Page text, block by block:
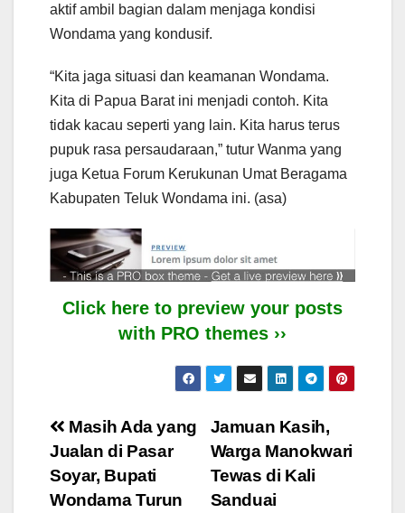
aktif ambil bagian dalam menjaga kondisi
Wondama yang kondusif.
“Kita jaga situasi dan keamanan Wondama.
Kita di Papua Barat ini menjadi contoh. Kita
tidak kacau seperti yang lain. Kita harus terus
pupuk rasa persaudaraan,” tutur Wanma yang
juga Ketua Forum Kerukunan Umat Beragama
Kabupaten Teluk Wondama ini. (asa)
Click here to preview your posts
with PRO themes ››
Post
navigation
Jamuan Kasih,
Warga Manokwari
Tewas di Kali
Sanduai
Masih Ada yang
Jualan di Pasar
Soyar, Bupati
Wondama Turun